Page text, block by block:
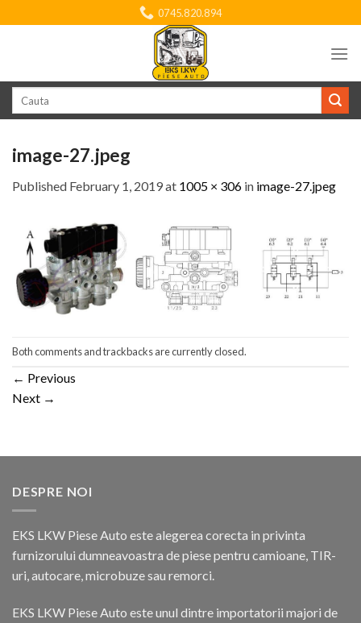
to
0745.820.894
image-27.jpeg
Published February 1, 2019at 1005 × 306 in image-27.jpeg
Both comments and trackbacks are currently closed.
← Previous
Next →
DESPRE NOI
EKS LKW Piese Auto este alegerea corecta in privinta
furnizorului dumneavoastra de piese pentru camioane, TIR-
uri, autocare, microbuze sau remorci.
EKS LKW Piese Auto este unul dintre importatorii majori de